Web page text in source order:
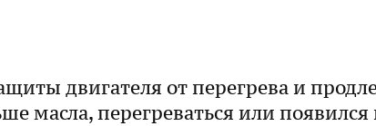
двигателя от перегрева и
масла, перегреваться или